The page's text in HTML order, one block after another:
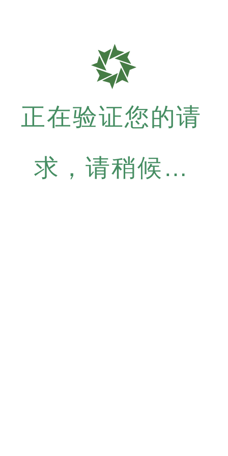
正在验证您的请
求，请稍候…